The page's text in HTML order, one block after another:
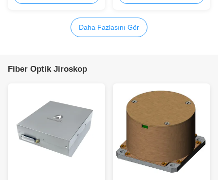
Birimi
Daha Fazlasını Gör
Fiber Optik Jiroskop